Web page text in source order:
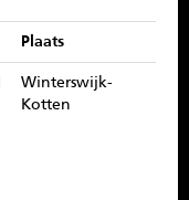
Plaats
Winterswijk-
Kotten